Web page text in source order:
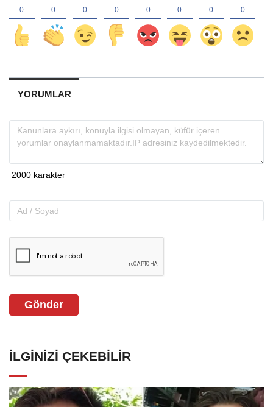
YORUMLAR
Gönder
İLGINIZI ÇEKEBILIR